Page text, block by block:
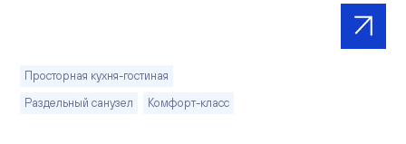
Просторная кухня-гостиная
Раздельный санузел
Комфорт-класс